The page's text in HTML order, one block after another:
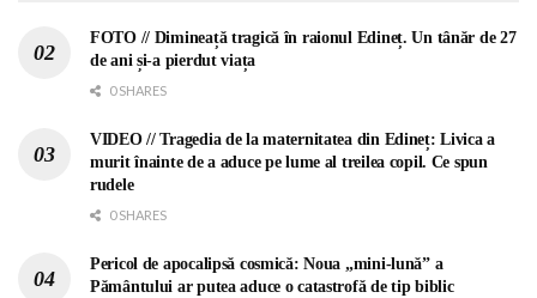
FOTO // Dimineață tragică în raionul Edineț. Un tânăr de 27
de ani și-a pierdut viața
0 SHARES
VIDEO // Tragedia de la maternitatea din Edineț: Livica a
murit înainte de a aduce pe lume al treilea copil. Ce spun
rudele
0 SHARES
Pericol de apocalipsă cosmică: Noua „mini-lună” a
Pământului ar putea aduce o catastrofă de tip biblic